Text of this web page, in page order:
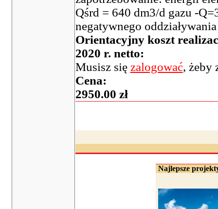
Qśrd = 640 dm3/d gazu -
negatywnego
Orientacyjny koszt
2020 r. netto:
Musisz się zalogować, żeby
Cena:
2950.00 zł
Najlepsze